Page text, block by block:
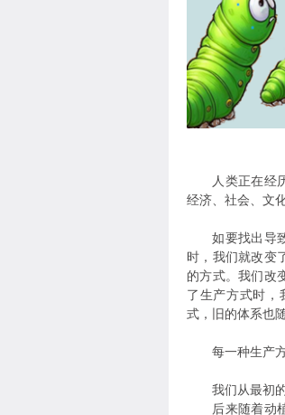
人类正在经历
经济、社会、文
如要找出导致
时，我们就改变
的方式。我们改
了生产方式时，
式，旧的体系也
每一种生产方
我们从最初的
后来随着动植